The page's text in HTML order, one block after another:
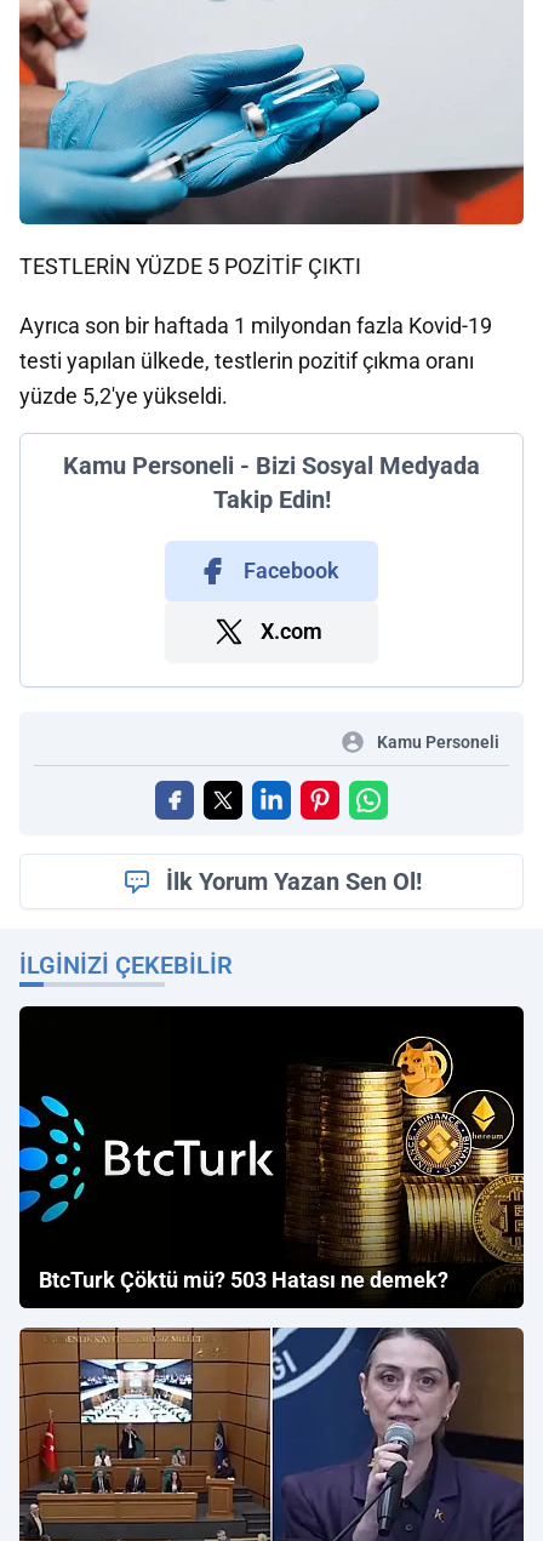
TESTLERİN YÜZDE 5 POZİTİF ÇIKTI
Ayrıca son bir haftada 1 milyondan fazla Kovid-19
testi yapılan ülkede, testlerin pozitif çıkma oranı
yüzde 5,2'ye yükseldi.
Kamu Personeli - Bizi Sosyal Medyada
Takip Edin!
Facebook
X.com
Kamu Personeli
İlk Yorum Yazan Sen Ol!
İLGINIZI ÇEKEBILIR
BtcTurk Çöktü mü? 503 Hatası ne demek?